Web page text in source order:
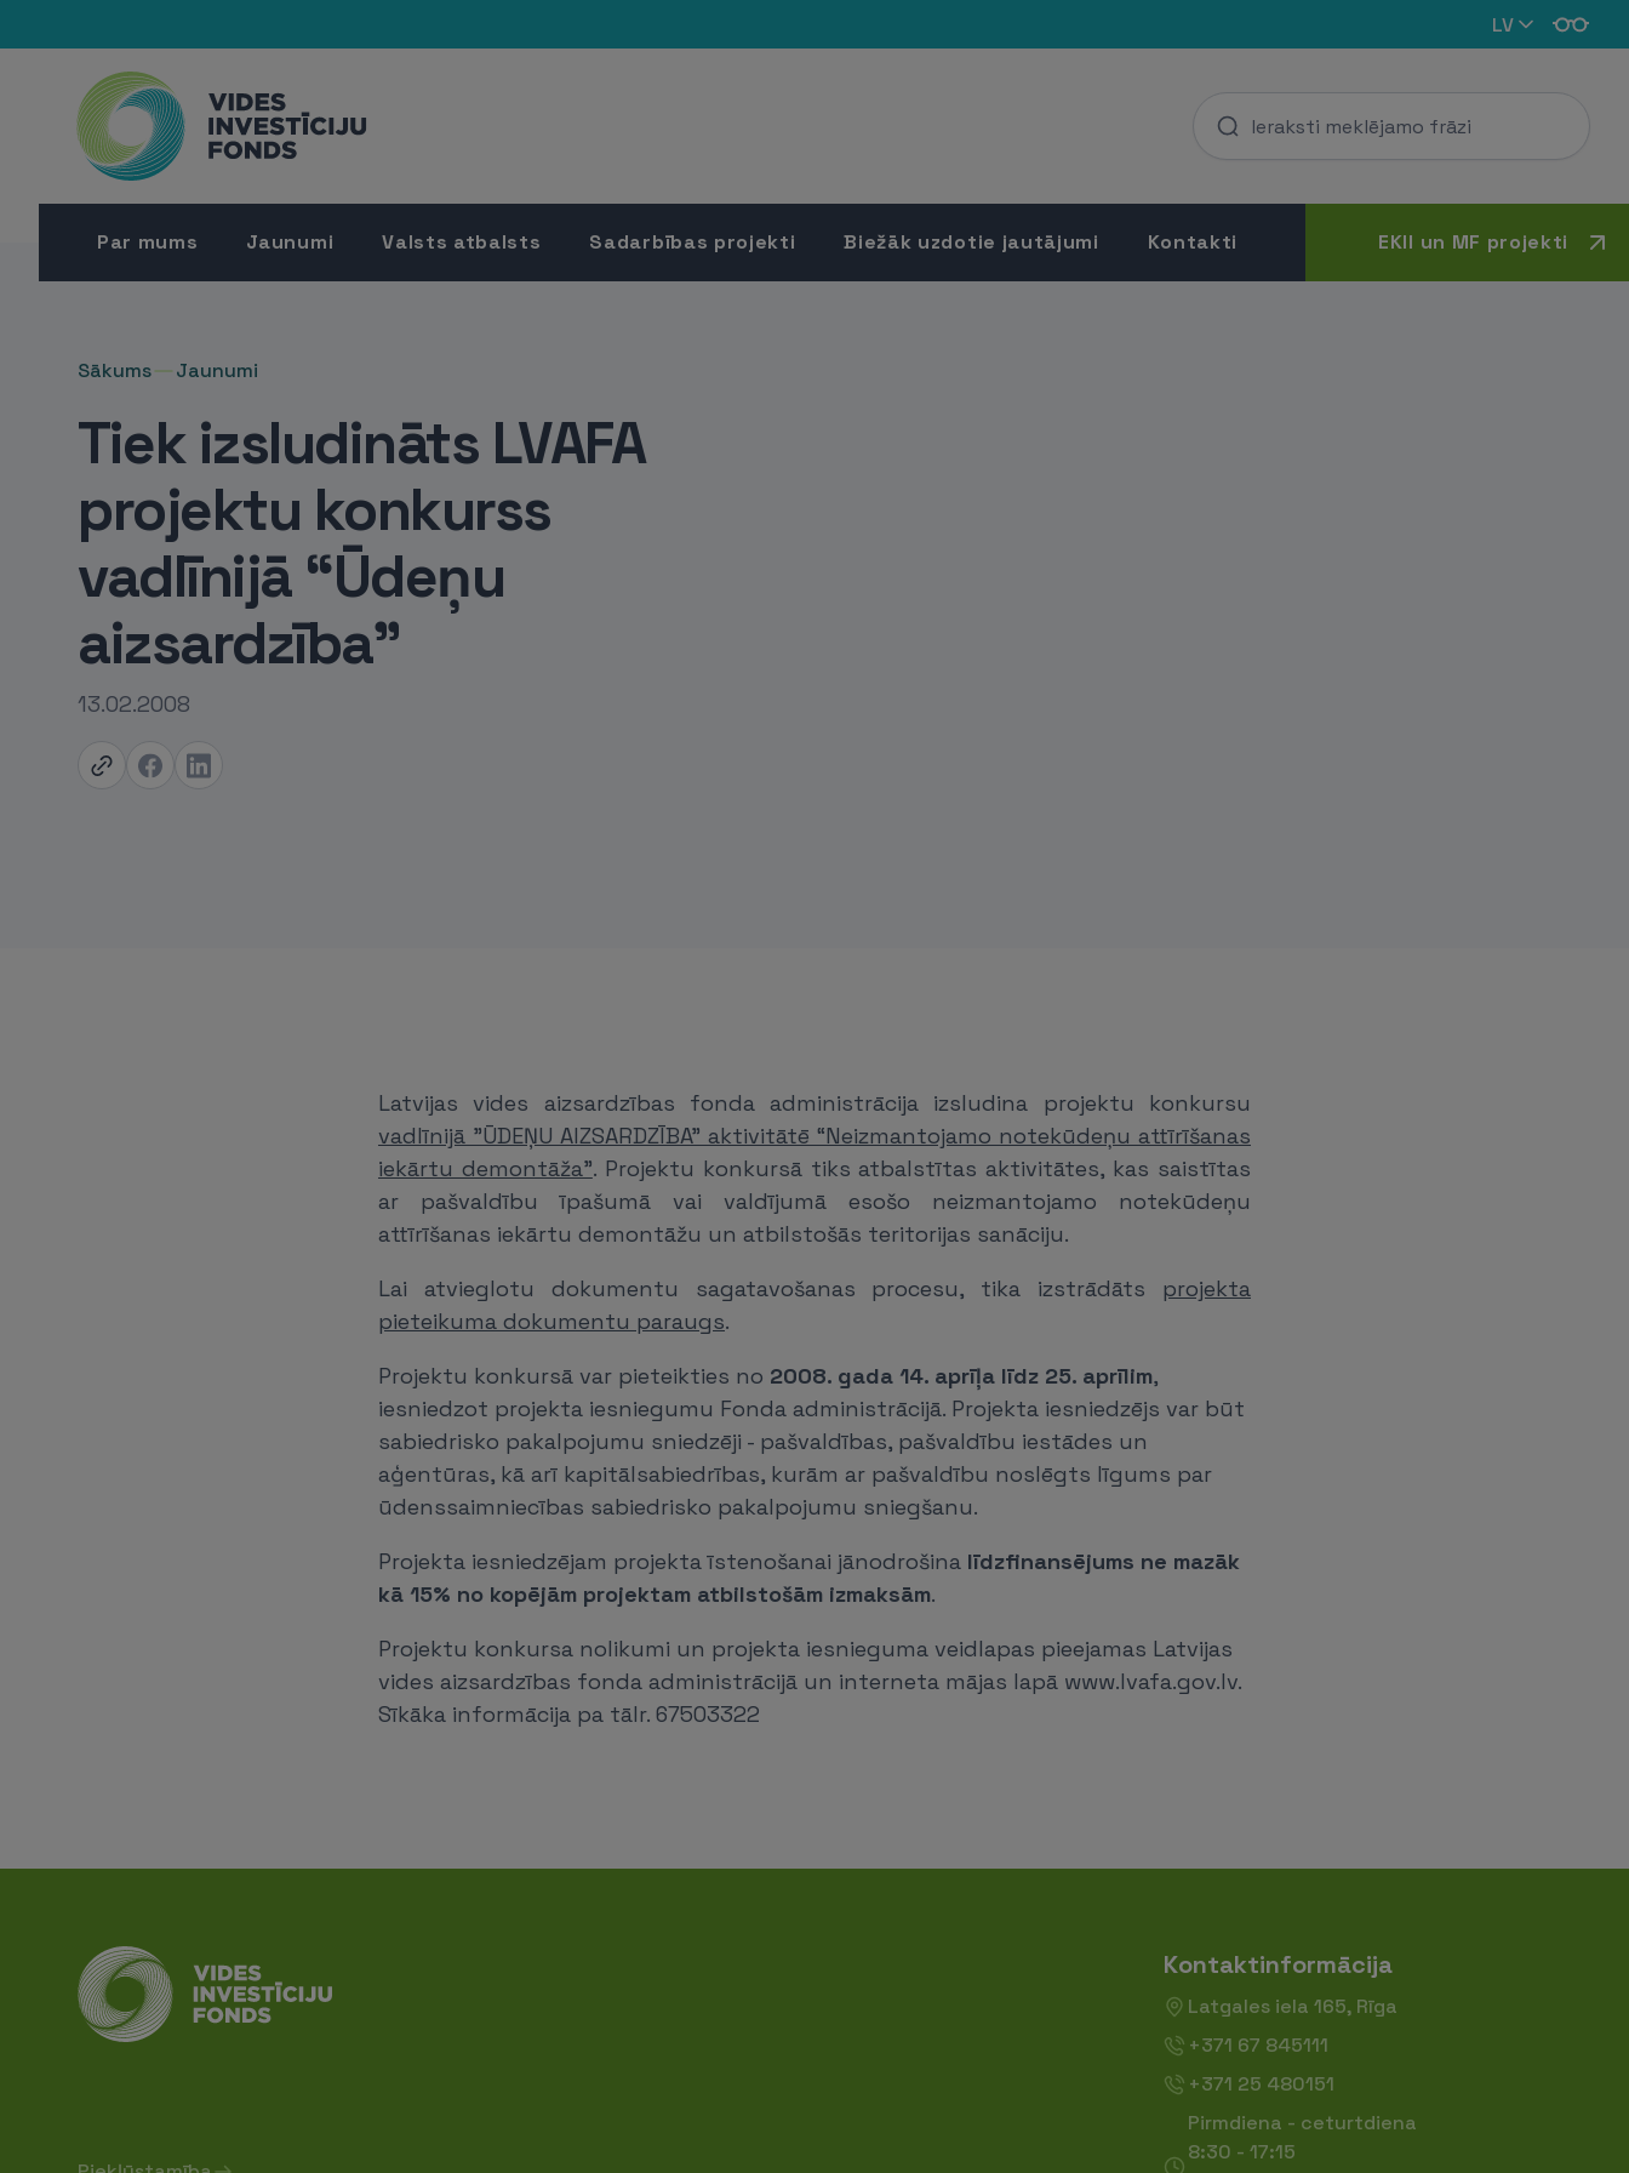
LV
Par mums Jaunumi Valsts atbalsts Sadarbības projekti Biežāk uzdotie jautājumi Kontakti EKII un MF projekti
Sākums Jaunumi
Tiek izsludināts LVAFA
projektu konkurss
vadlīnijā “Ūdeņu
aizsardzība”
13.02.2008
Latvijas vides aizsardzības fonda administrācija izsludina projektu konkursu
vadlīnijā "ŪDEŅU AIZSARDZĪBA" aktivitātē “Neizmantojamo notekūdeņu attīrīšanas
iekārtu demontāža”. Projektu konkursā tiks atbalstītas aktivitātes, kas saistītas
ar pašvaldību īpašumā vai valdījumā esošo neizmantojamo notekūdeņu
attīrīšanas iekārtu demontāžu un atbilstošās teritorijas sanāciju.
Lai atvieglotu dokumentu sagatavošanas procesu, tika izstrādāts projekta
pieteikuma dokumentu paraugs.
Projektu konkursā var pieteikties no 2008. gada 14. aprīļa līdz 25. aprīlim,
iesniedzot projekta iesniegumu Fonda administrācijā. Projekta iesniedzējs var būt
sabiedrisko pakalpojumu sniedzēji - pašvaldības, pašvaldību iestādes un
aģentūras, kā arī kapitālsabiedrības, kurām ar pašvaldību noslēgts līgums par
ūdenssaimniecības sabiedrisko pakalpojumu sniegšanu.
Projekta iesniedzējam projekta īstenošanai jānodrošina līdzfinansējums ne mazāk
kā 15% no kopējām projektam atbilstošām izmaksām.
Projektu konkursa nolikumi un projekta iesnieguma veidlapas pieejamas Latvijas
vides aizsardzības fonda administrācijā un interneta mājas lapā www.lvafa.gov.lv.
Sīkāka informācija pa tālr. 67503322
Kontaktinformācija
Latgales iela 165, Rīga
+371 67 845111
+371 25 480151
Pirmdiena - ceturtdiena
8:30 - 17:15